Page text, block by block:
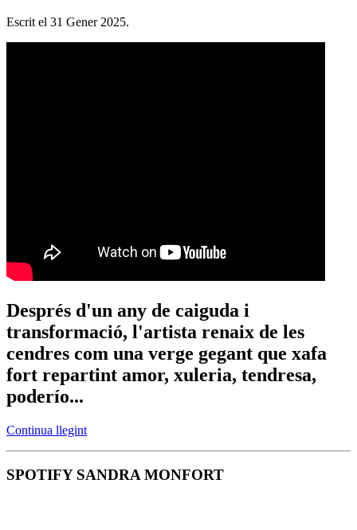
Escrit el 31 Gener 2025.
Després d'un any de caiguda i
transformació, l'artista renaix de les
cendres com una verge gegant que xafa
fort repartint amor, xuleria, tendresa,
poderío...
Continua llegint
SPOTIFY SANDRA MONFORT